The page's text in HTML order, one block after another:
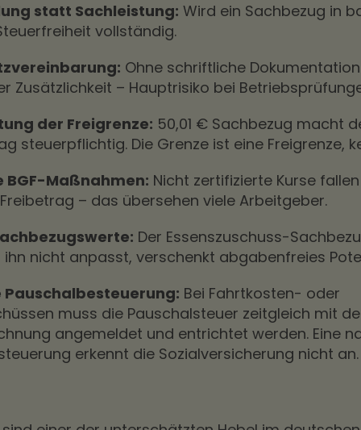
statt Sachleistung: Wird ein Sachbezug in
vollständig.
Ohne schriftliche
Zusätzlichkeit – Hauptrisiko bei
der Freigrenze: 50,01 € Sachbezug macht
steuerpflichtig. Die Grenze ist eine Freigrenze,
BGF-Maßnahmen: Nicht zertifizierte Kurse
– das übersehen viele Arbeitgeber.
Der Essenszuschuss-
ihn nicht anpasst, verschenkt abgabenfreies
Bei Fahrtkosten- oder
muss die Pauschalsteuer zeitgleich mit
angemeldet und entrichtet werden. Eine
erkennt die Sozialversicherung nicht an.